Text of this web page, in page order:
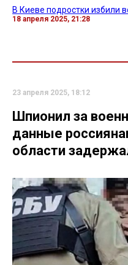
В Киеве подростки избили
18 апреля 2025, 21:28
23 апреля 2025, 18:12
Шпионил за
данные
области